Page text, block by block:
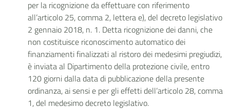
per la ricognizione da effettuare con riferimento
all’articolo 25, comma 2, lettera e), del decreto legislativo
2 gennaio 2018, n. 1. Detta ricognizione dei danni, che
non costituisce riconoscimento automatico dei
finanziamenti finalizzati al ristoro dei medesimi pregiudizi,
è inviata al Dipartimento della protezione civile, entro
120 giorni dalla data di pubblicazione della presente
ordinanza, ai sensi e per gli effetti dell’articolo 28, comma
1, del medesimo decreto legislativo.